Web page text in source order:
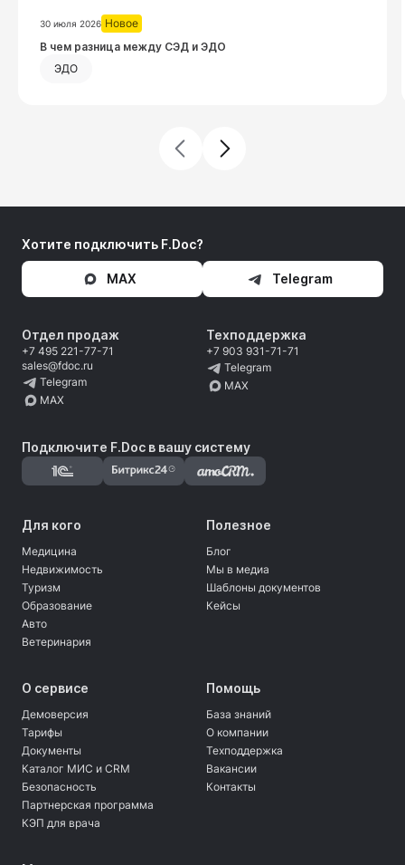
30 июля 2026 Новое
В чем разница между СЭД и ЭДО
ЭДО
Посмотреть запись
Хотите подключить F.Doc?
MAX Telegram
Подключите F.Doc в вашу систему
Отдел продаж
+7 495 221-77-71
sales@fdoc.ru
Telegram
MAX
Техподдержка
+7 903 931-71-71
Telegram
MAX
Для кого
Медицина
Недвижимость
Туризм
Образование
Авто
Ветеринария
Полезное
Блог
Мы в медиа
Шаблоны документов
Кейсы
О сервисе
Демоверсия
Тарифы
Документы
Каталог МИС и CRM
Безопасность
Партнерская программа
КЭП для врача
Помощь
База знаний
О компании
Техподдержка
Вакансии
Контакты